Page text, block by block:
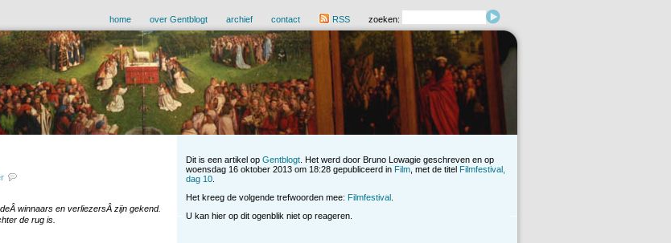
home over Gentblogt archief contact RSS zoeken:
winnaars en verliezersÂ zijn gekend.
de rug is.
Dit is een artikel op Gentblogt . Het werd door Bruno Lowagie geschreven en op
woensdag 16 oktober 2013 om 18:28 gepubliceerd in Film , met de titel Filmfestival,
dag 10
Het kreeg de volgende trefwoorden mee: Filmfestival
U kan hier op dit ogenblik niet op reageren.